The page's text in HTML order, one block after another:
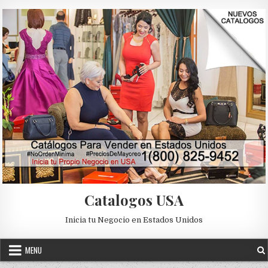
Catalogos USA
Inicia tu Negocio en Estados Unidos
MENU